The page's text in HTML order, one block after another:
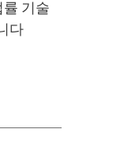
률 기술
다